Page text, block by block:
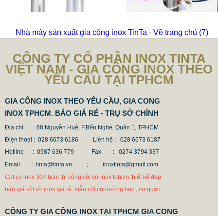
Nhà máy sản xuất gia công inox TinTa - Về trang chủ (6)
CÔNG TY CỔ PHẦN INOX TINTA
VIỆT NAM - GIA CÔNG INOX THEO
YÊU CẦU TẠI TPHCM
GIA CÔNG INOX THEO YÊU CẦU, GIA CONG
INOX TPHCM. BÁO GIÁ RẺ - TRỤ SỞ CHÍNH
Địa chỉ : 68 Nguyễn Huệ, F.Bến Nghé, Quận 1, TPHCM
Điện thoại : 028 6673 6186
Liên hệ : 028 6673 6187
Hotline : 0987 636 779 Fax
: 0274 3794 337
Email : tinta@tinta.vn ;
inoxtinta@gmail.com
Cot co inox 304 hcm thi công cột cờ inox tphcm thiết kế đẹp
báo giá cột cờ inox giá rẻ mẫu cột cờ trường học , cơ quan
CÔNG TY GIA CÔNG INOX TẠI TPHCM GIA CONG